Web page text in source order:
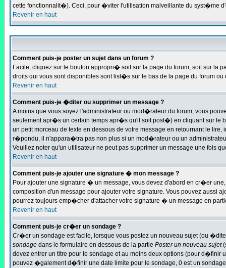
cette fonctionnalit�). Ceci, pour �viter l'utilisation malveillante du syst�me
Revenir en haut
Comment puis-je poster un sujet dans un forum ?
Facile, cliquez sur le bouton appropri� soit sur la page du forum, soit sur la
droits qui vous sont disponibles sont list�s sur le bas de la page du forum
Revenir en haut
Comment puis-je �diter ou supprimer un message ?
A moins que vous soyez l'administrateur ou mod�rateur du forum, vous
seulement apr�s un certain temps apr�s qu'il soit post�) en cliquant sur le
un petit morceau de texte en dessous de votre message en retournant le
r�pondu, il n'appara�tra pas non plus si un mod�rateur ou un
Veuillez noter qu'un utilisateur ne peut pas supprimer un message une fois
Revenir en haut
Comment puis-je ajouter une signature � mon message ?
Pour ajouter une signature � un message, vous devez d'abord en cr�er
composition d'un message pour ajouter votre signature. Vous pouvez aussi
pourrez toujours emp�cher d'attacher votre signature � un message en
Revenir en haut
Comment puis-je cr�er un sondage ?
Cr�er un sondage est facile, lorsque vous postez un nouveau sujet (ou
sondage dans le formulaire en dessous de la partie Poster un nouveau sujet
devez entrer un titre pour le sondage et au moins deux options (pour
pouvez �galement d�finir une date limite pour le sondage, 0 est un